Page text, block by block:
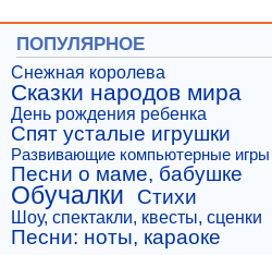
ПОПУЛЯРНОЕ
Снежная королева
Сказки народов мира
День рождения ребенка
Спят усталые игрушки
Развивающие компьютерные игры
Песни о маме, бабушке
Обучалки Стихи
Шоу, спектакли, квесты, сценки
Песни: ноты, караоке